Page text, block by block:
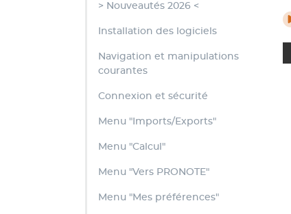
> Nouveautés 2026 <
Installation des logiciels
Navigation et manipulations
courantes
Connexion et sécurité
Menu "Imports/Exports"
Menu "Calcul"
Menu "Vers PRONOTE"
Menu "Mes préférences"